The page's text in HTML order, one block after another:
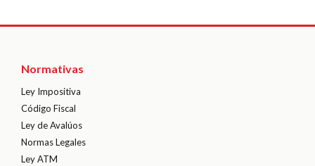
Normativas
Ley Impositiva
Código Fiscal
Ley de Avalúos
Normas Legales
Ley ATM